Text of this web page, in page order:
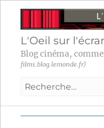
L'Oeil sur
Blog cinéma,
films.blog.lemonde.fr)
Recherche
: